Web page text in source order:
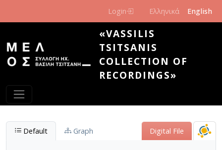
Login Ελληνικά English
«VASSILIS
TSITSANIS
COLLECTION OF
RECORDINGS»
Default Graph Digital File